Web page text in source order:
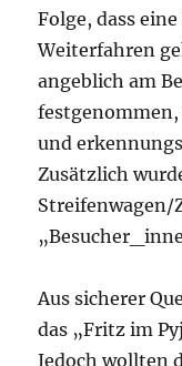
Folge, dass
Weiterfahren
angeblich am
und
Zusätzlich
Streifenwagen/
Aus sicherer
das „Fritz im
Jedoch wollten